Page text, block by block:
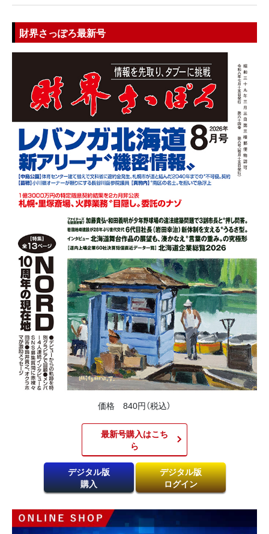
財界さっぽろ最新号
価格 840円（税込）
最新号購入はこち
ら​
デジタル版
購入
デジタル版
ログイン